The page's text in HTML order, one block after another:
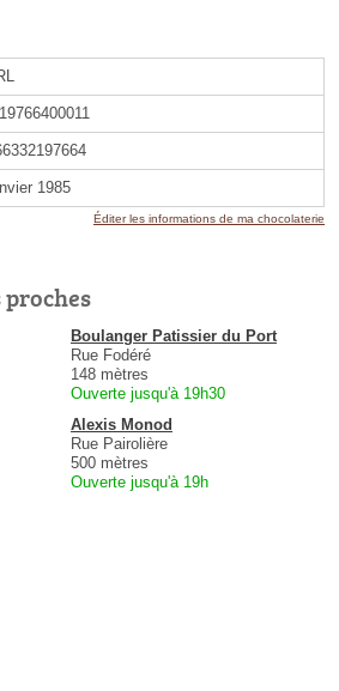
1985
Éditer les informations de ma chocolaterie
Boulanger Patissier du Port
Rue Fodéré
148 mètres
Ouverte jusqu'à 19h30
Alexis Monod
Rue Pairolière
500 mètres
Ouverte jusqu'à 19h